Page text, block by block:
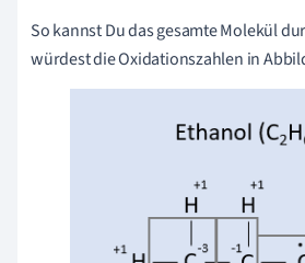
So kannst Du das gesamte Molekül
würdest die Oxidationszahlen in